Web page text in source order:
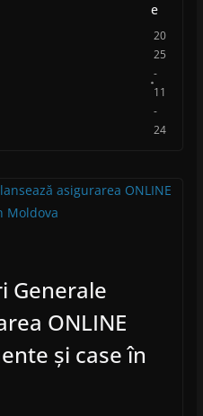
e
20
25
-
11
-
24
Generale
ONLINE
și case în